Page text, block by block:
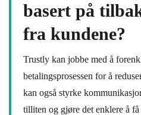
basert på
fra kundene?
Trustly kan jobbe med å
betalingsprosessen for å
kan også styrke
tilliten og gjøre det enklere å